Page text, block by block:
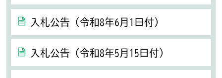
入札公告（令和8年6月1日付）
入札公告（令和8年5月15日付）